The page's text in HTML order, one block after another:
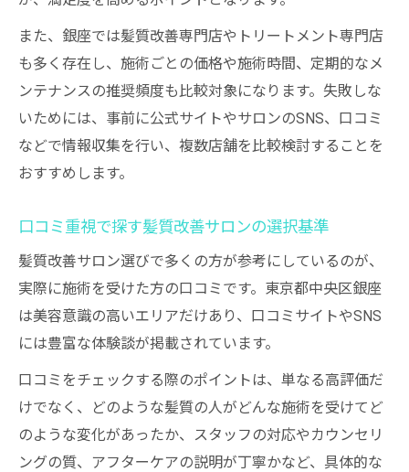
また、銀座では髪質改善専門店やトリートメント専門店
も多く存在し、施術ごとの価格や施術時間、定期的なメ
ンテナンスの推奨頻度も比較対象になります。失敗しな
いためには、事前に公式サイトやサロンのSNS、口コミ
などで情報収集を行い、複数店舗を比較検討することを
おすすめします。
口コミ重視で探す髪質改善サロンの選択基準
髪質改善サロン選びで多くの方が参考にしているのが、
実際に施術を受けた方の口コミです。東京都中央区銀座
は美容意識の高いエリアだけあり、口コミサイトやSNS
には豊富な体験談が掲載されています。
口コミをチェックする際のポイントは、単なる高評価だ
けでなく、どのような髪質の人がどんな施術を受けてど
のような変化があったか、スタッフの対応やカウンセリ
ングの質、アフターケアの説明が丁寧かなど、具体的な